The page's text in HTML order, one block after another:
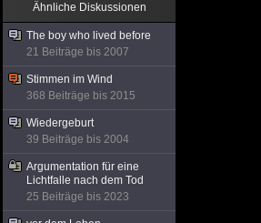
Ähnliche Diskussionen
The boy who lived before
21 Beiträge bis 2007
Stimmen im Wind
368 Beiträge bis 2015
Wiedergeburt
39 Beiträge bis 2004
Argumentation für eine
Lichtfalle nach dem Tod
25 Beiträge bis 2023